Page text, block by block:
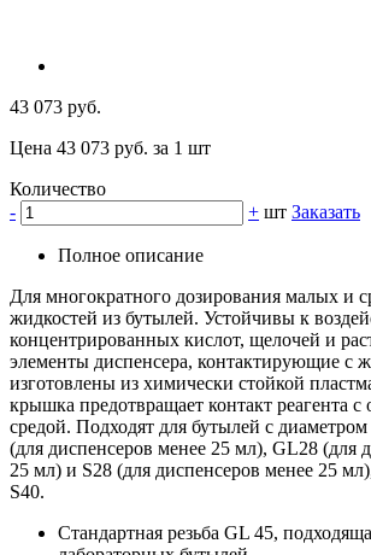
43 073 руб.
Цена 43 073 руб. за 1 шт
Количество
-
+ шт Заказать
Полное описание
Для многократного дозирования малых и
жидкостей из бутылей. Устойчивы к
концентрированных кислот, щелочей и
элементы диспенсера, контактирующие с
изготовлены из химически стойкой
крышка предотвращает контакт реагента
средой. Подходят для бутылей с
(для диспенсеров менее 25 мл), GL28 (для
25 мл) и S28 (для диспенсеров менее 25
S40.
Стандартная резьба GL 45,